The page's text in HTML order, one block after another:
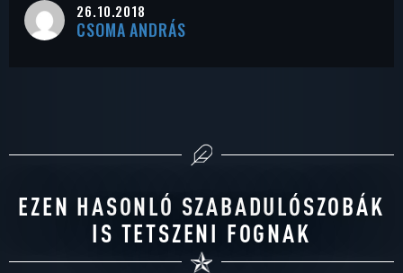
26.10.2018
CSOMA ANDRÁS
EZEN HASONLÓ SZABADULÓSZOBÁK
IS TETSZENI FOGNAK